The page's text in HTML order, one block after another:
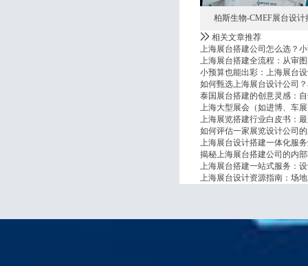
柏斯生物-CMEF展台设计
相关文章推荐
上海展台搭建公司怎么选？
上海展台搭建全流程：从审
小预算也能出彩：上海展台
如何甄选上海展台设计公司
泰国展台搭建的创意灵感：
上海大型展会（如进博、车
上海展览搭建行业白皮书：
如何评估一家展览设计公司
上海展台设计搭建一体化服
揭秘上海展台搭建公司的内
上海展台搭建一站式服务：
上海展台设计资源指南：场